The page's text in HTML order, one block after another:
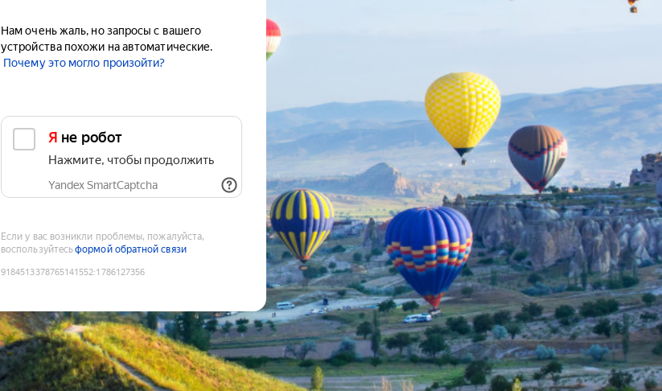
Нам очень жаль, но запросы с вашего
устройства похожи на автоматические.
Почему это могло произойти?
Я не робот
Нажмите, чтобы продолжить
Yandex SmartCaptcha
Если у вас возникли проблемы, пожалуйста,
воспользуйтесьформой обратной связи
9184513378765141552:1786127356